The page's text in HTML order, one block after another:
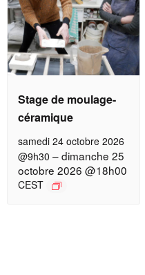
Stage de moulage-
céramique
samedi 24 octobre 2026
@9h30 –dimanche 25
octobre 2026 @18h00
CEST